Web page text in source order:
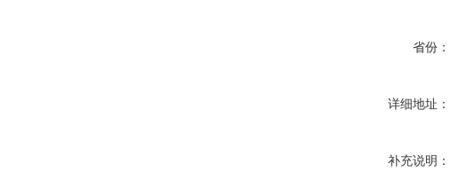
省份：
详细地址：
补充说明：